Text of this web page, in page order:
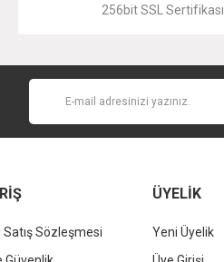
256bit SSL Sertifikası
Sözleşmesi
ÜYELİK
Yeni Üyelik